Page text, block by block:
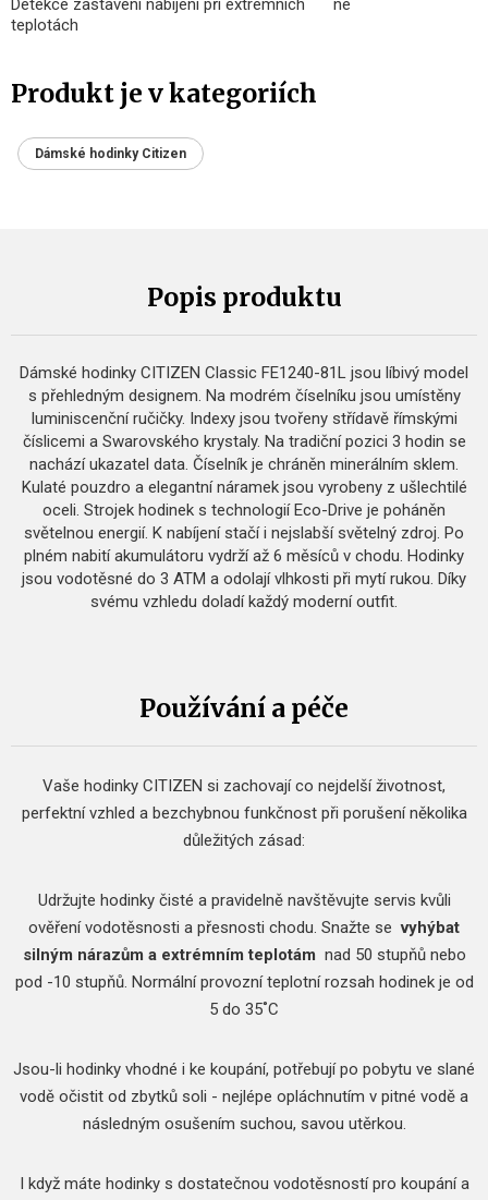
Detekce zastavení nabíjení při extrémních
teplotách
ne
Produkt je v kategoriích
Dámské hodinky Citizen
Popis produktu
Dámské hodinky CITIZEN Classic FE1240-81L jsou líbivý model
s přehledným designem. Na modrém číselníku jsou umístěny
luminiscenční ručičky. Indexy jsou tvořeny střídavě římskými
číslicemi a Swarovského krystaly. Na tradiční pozici 3 hodin se
nachází ukazatel data. Číselník je chráněn minerálním sklem.
Kulaté pouzdro a elegantní náramek jsou vyrobeny z ušlechtilé
oceli. Strojek hodinek s technologií Eco-Drive je poháněn
světelnou energií. K nabíjení stačí i nejslabší světelný zdroj. Po
plném nabití akumulátoru vydrží až 6 měsíců v chodu. Hodinky
jsou vodotěsné do 3 ATM a odolají vlhkosti při mytí rukou. Díky
svému vzhledu doladí každý moderní outfit.
Používání a péče
Vaše hodinky CITIZEN si zachovají co nejdelší životnost,
perfektní vzhled a bezchybnou funkčnost při porušení několika
důležitých zásad:
Udržujte hodinky čisté a pravidelně navštěvujte servis kvůli
ověření vodotěsnosti a přesnosti chodu. Snažte sevyhýbat
silným nárazům a extrémním teplotám nad 50 stupňů nebo
pod -10 stupňů. Normální provozní teplotní rozsah hodinek je od
5 do 35˚C
Jsou-li hodinky vhodné i ke koupání, potřebují po pobytu ve slané
vodě očistit od zbytků soli - nejlépe opláchnutím v pitné vodě a
následným osušením suchou, savou utěrkou.
I když máte hodinky s dostatečnou vodotěsností pro koupání a